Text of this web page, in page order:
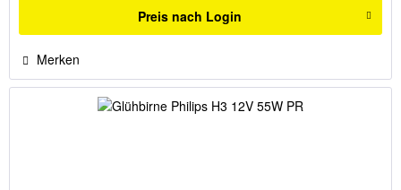
Preis nach Login
Merken